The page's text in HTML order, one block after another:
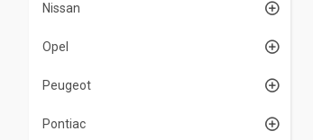
Nissan
Opel
Peugeot
Pontiac